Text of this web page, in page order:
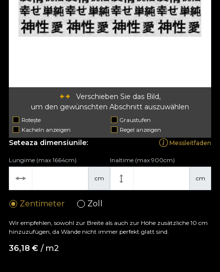
Verschieben Sie das Bild,
um den gewünschten Abschnitt auszuwählen
Rotește
Graustufen
Kacheln anzeigen
Regel anzeigen
Seteaza dimensiunile: Messleitfaden
cm
Lungime (max 1664cm)
cm
Inaltime (max 900cm)
Zentimeter Zoll
Wir empfehlen, sowohl zur Breite als auch zur Höhe zusätzliche 10 cm
hinzuzufügen, da Wände nicht immer perfekt glatt sind.
36,18 € / m2